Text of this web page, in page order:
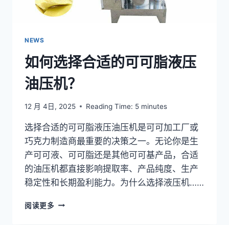
克
农
更
高
利
润？
NEWS
如何选择合适的可可脂液压
油压机？
12 月 4日, 2025 Reading Time: 5 minutes
选择合适的可可脂液压油压机是可可加工厂或
巧克力制造商最重要的决策之一。无论你是生
产可可液、可可脂还是其他可可基产品，合适
的油压机都直接影响提取率、产品纯度、生产
稳定性和长期盈利能力。为什么选择液压机……
阅读更多 如